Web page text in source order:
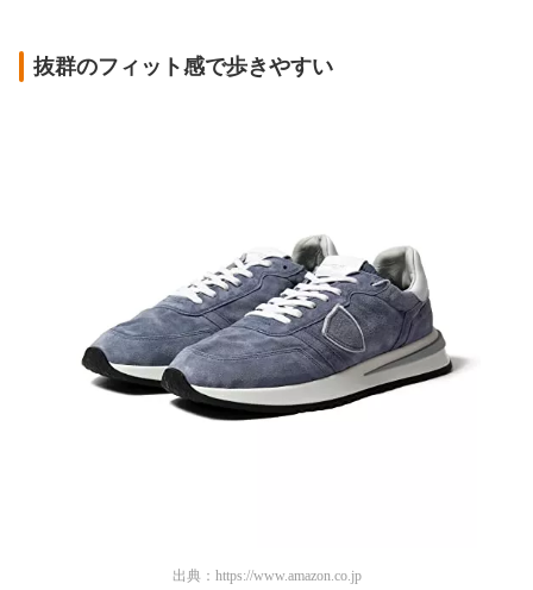
抜群のフィット感で歩きやすい
出典： https://www.amazon.co.jp